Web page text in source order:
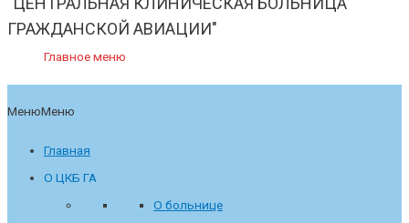
ГРАЖДАНСКОЙ АВИАЦИИ"
Главное меню
МенюМеню
Главная
О ЦКБ ГА
О больнице